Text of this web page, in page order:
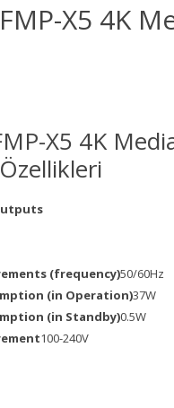
X5 4K
X5 4K
(frequency)50/60Hz
(in Operation)37W
(in Standby)0.5W
100-240V